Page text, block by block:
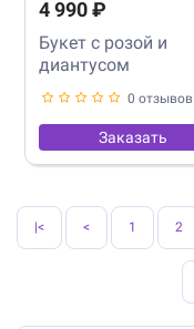
4 990 ₽
Букет с розой и
диантусом
0 отзывов
Заказать
|< < 1 2